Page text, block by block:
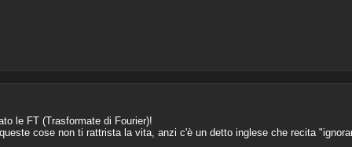
le FT (Trasformate di Fourier)!
cose non ti rattrista la vita, anzi c'è un detto inglese che recita